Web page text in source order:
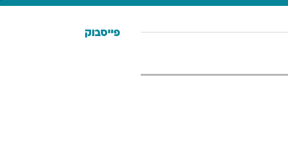
תכנית היורו פייסבוק